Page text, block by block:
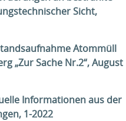
Sicht,
Atommüll
„Zur Sache Nr.2“, August
Informationen aus der
1-2022